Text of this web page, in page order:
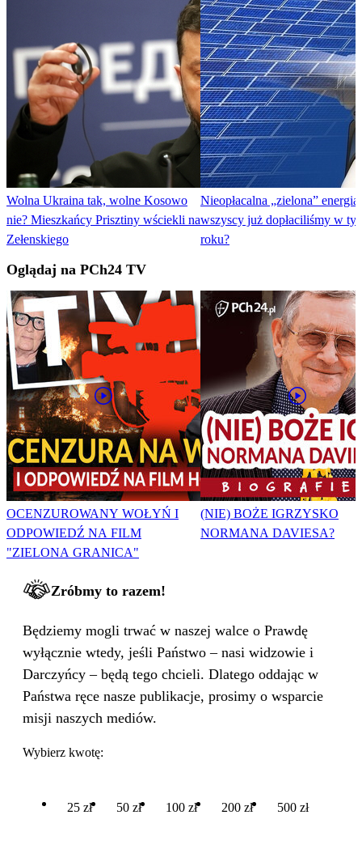
Wolna Ukraina tak, wolne Kosowo
nie? Mieszkańcy Prisztiny wściekli na
Zełenskiego
Nieopłacalna „zielona”
wszyscy już dopłaciliśmy w
roku?
Oglądaj na PCh24 TV
OCENZUROWANY WOŁYŃ I
ODPOWIEDŹ NA FILM
"ZIELONA GRANICA"
(NIE) BOŻE IGRZYSKO
NORMANA DAVIESA?
Zróbmy to razem!
Będziemy mogli trwać w naszej walce o Prawdę
wyłącznie wtedy, jeśli Państwo – nasi widzowie i
Darczyńcy – będą tego chcieli. Dlatego oddając w
Państwa ręce nasze publikacje, prosimy o wsparcie
misji naszych mediów.
Wybierz kwotę:
25 zł 50 zł 100 zł 200 zł 500 zł